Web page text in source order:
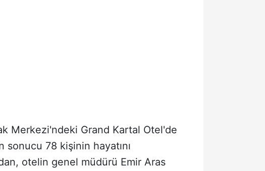
Merkezi'ndeki Grand Kartal Otel'de
sonucu 78 kişinin hayatını
otelin genel müdürü Emir Aras